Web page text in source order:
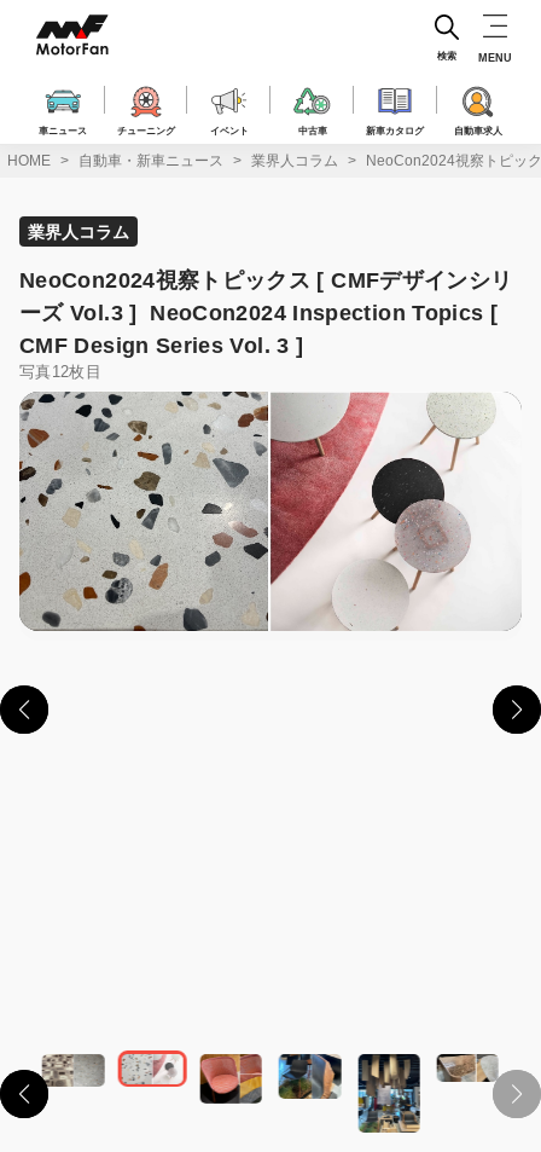
ス
車ニュース チューニング イベント 中古車 新車カタログ 自動車求人
検索 MENU
HOME 自動車・新車ニュース 業界人コラム NeoCon2024視察トピッ
業界人コラム
NeoCon2024視察トピックス [ CMFデザインシリ
ーズ Vol.3 ] NeoCon2024 Inspection Topics [
CMF Design Series Vol. 3 ]
写真12枚目